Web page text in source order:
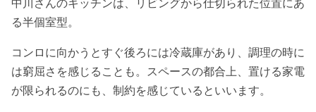
る半個室型。
コンロに向かうとすぐ後ろには冷蔵庫があり、調理の時に
は窮屈さを感じることも。スペースの都合上、置ける家電
が限られるのにも、制約を感じているといいます。